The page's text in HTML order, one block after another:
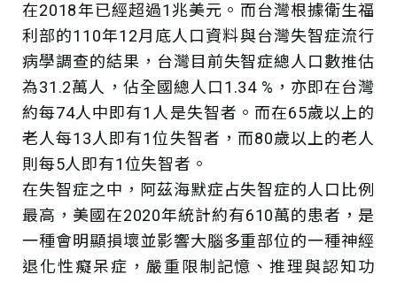
在2018年已經超過1兆美元。而台灣根據衛生福
利部的110年12月底人口資料與台灣失智症流行
病學調查的結果，台灣目前失智症總人口數推估
為31.2萬人，佔全國總人口1.34 %，亦即在台灣
約每74人中即有1人是失智者。而在65歲以上的
老人每13人即有1位失智者，而80歲以上的老人
則每5人即有1位失智者。
在失智症之中，阿茲海默症占失智症的人口比例
最高，美國在2020年統計約有610萬的患者，是
一種會明顯損壞並影響大腦多重部位的一種神經
退化性癡呆症，嚴重限制記憶、推理與認知功